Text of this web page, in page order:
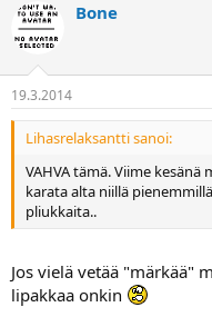
Bone
19.3.2014
Lihasrelaksantti sanoi:
VAHVA tämä. Viime
karata alta niillä
pliukkaita..
Jos vielä vetää "märkää"
lipakkaa onkin